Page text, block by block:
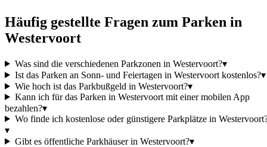
Häufig gestellte Fragen zum Parken in
Westervoort
Was sind die verschiedenen Parkzonen in Westervoort?▾
Ist das Parken an Sonn- und Feiertagen in Westervoort kostenlos?▾
Wie hoch ist das Parkbußgeld in Westervoort?▾
Kann ich für das Parken in Westervoort mit einer mobilen App
bezahlen?▾
Wo finde ich kostenlose oder günstigere Parkplätze in
▾
Gibt es öffentliche Parkhäuser in Westervoort?▾